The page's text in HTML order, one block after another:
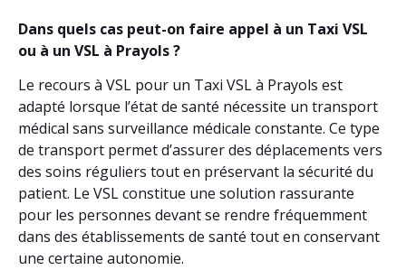
Dans quels cas peut-on faire appel à un Taxi VSL
ou à un VSL à Prayols ?
Le recours à VSL pour un Taxi VSL à Prayols est
adapté lorsque l’état de santé nécessite un transport
médical sans surveillance médicale constante. Ce type
de transport permet d’assurer des déplacements vers
des soins réguliers tout en préservant la sécurité du
patient. Le VSL constitue une solution rassurante
pour les personnes devant se rendre fréquemment
dans des établissements de santé tout en conservant
une certaine autonomie.